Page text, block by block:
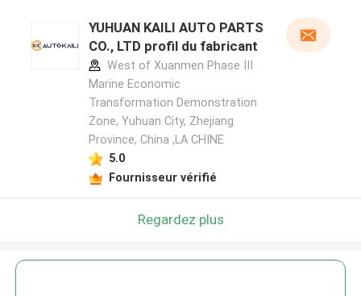
YUHUAN KAILI AUTO PARTS
CO., LTD profil du fabricant
West of Xuanmen Phase III
Marine Economic
Transformation Demonstration
Zone, Yuhuan City, Zhejiang
Province, China ,LA CHINE
5.0
Fournisseur vérifié
Regardez plus